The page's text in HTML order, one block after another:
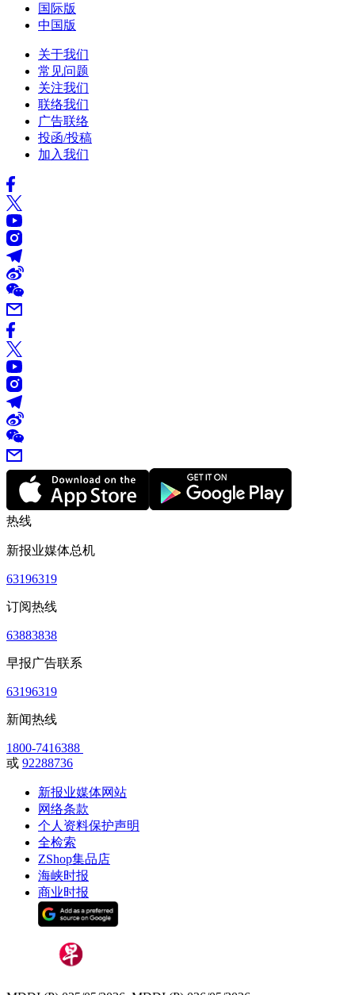
国际版
中国版
关于我们
常见问题
关注我们
联络我们
广告联络
投函/投稿
加入我们
热线
新报业媒体总机
63196319
订阅热线
63883838
早报广告联系
63196319
新闻热线
1800-7416388
或 92288736
新报业媒体网站
网络条款
个人资料保护声明
全检索
ZShop集品店
海峡时报
商业时报